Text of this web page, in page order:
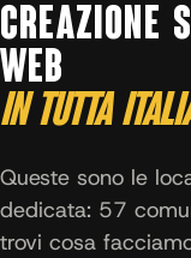
CREAZIONE
WEB
IN TUTTA
Queste sono le
dedicata: 57
trovi cosa